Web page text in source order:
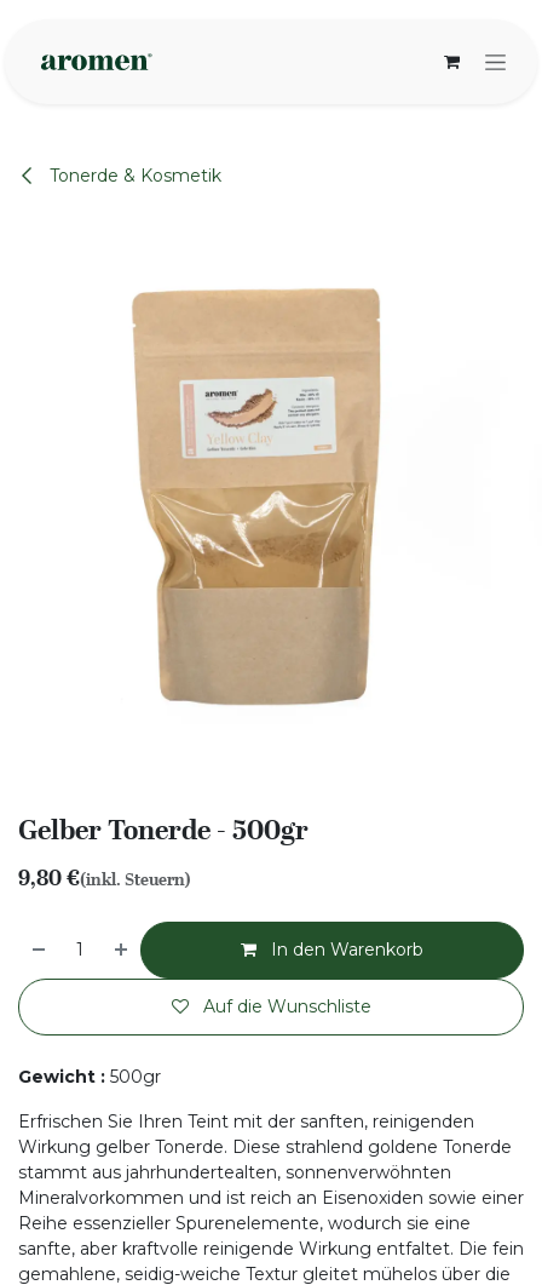
Tonerde & Kosmetik
Gelber Tonerde - 500gr
9,80€(inkl. Steuern)
In den Warenkorb
Auf die Wunschliste
Gewicht : 500gr
Erfrischen Sie Ihren Teint mit der sanften, reinigenden
Wirkung gelber Tonerde. Diese strahlend goldene Tonerde
stammt aus jahrhundertealten, sonnenverwöhnten
Mineralvorkommen und ist reich an Eisenoxiden sowie einer
Reihe essenzieller Spurenelemente, wodurch sie eine
sanfte, aber kraftvolle reinigende Wirkung entfaltet. Die fein
gemahlene, seidig-weiche Textur gleitet mühelos über die